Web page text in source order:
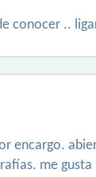
conocer ..
encargo.
me